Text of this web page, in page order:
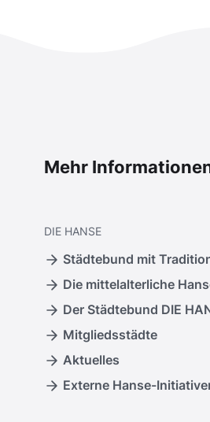
Mehr
DIE HANSE
Städtebund mit
Die mittelalterliche
Der Städtebund DIE
Mitgliedsstädte
Aktuelles
Externe Hanse-